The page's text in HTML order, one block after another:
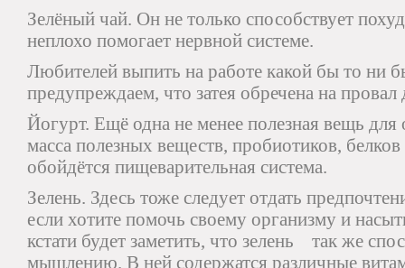
Зелёный чай. Он не только способствует
неплохо помогает нервной системе.
Любителей выпить на работе какой бы то ни
предупреждаем, что затея обречена на
Йогурт. Ещё одна не менее полезная вещь
масса полезных веществ, пробиотиков,
обойдётся пищеварительная система.
Зелень. Здесь тоже следует отдать
если хотите помочь своему организму и
кстати будет заметить, что зелень так же
мышлению. В ней содержатся различные